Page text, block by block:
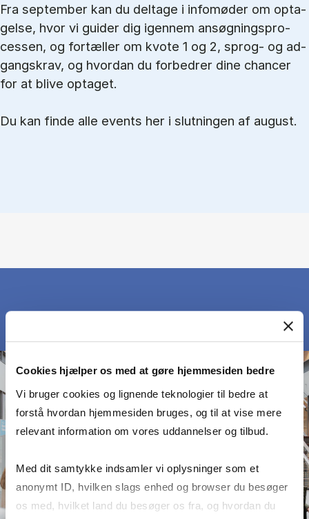
Cookies hjælper os med at gøre hjemmesiden bedre
Vi bruger cookies og lignende teknologier til bedre at
forstå hvordan hjemmesiden bruges, og til at vise mere
relevant information om vores uddannelser og tilbud.
Med dit samtykke indsamler vi oplysninger som et
anonymt ID, hvilken slags enhed og browser du besøger
os med, hvilket land du besøger os fra, og hvordan du
Fra september kan du del­tage i in­fo­mø­der om op­ta­
gel­se, hvor vi gu­i­der dig igen­nem an­søg­nings­pro­
ces­sen, og for­tæl­ler om kvo­te 1 og 2, sprog- og ad­
gangs­krav, og hvordan du forbedrer dine chancer
for at blive optaget.
Du kan finde alle events her i slutningen af august.